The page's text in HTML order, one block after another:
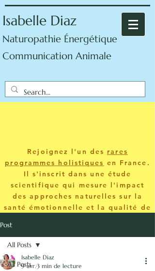
Isabelle Diaz
Naturopathie Énergétique
Communication Animale
Rejoignez l'un des rares
programmes holistiques en France.
Il s'inscrit dans une étude
scientifique qui mesure l'impact
des approches naturelles sur la
santé émotionnelle et la qualité de
Isabelle Diaz -
énergétique
Post
All Posts
All Posts
Isabelle Diaz
9 avr.3 min de lecture